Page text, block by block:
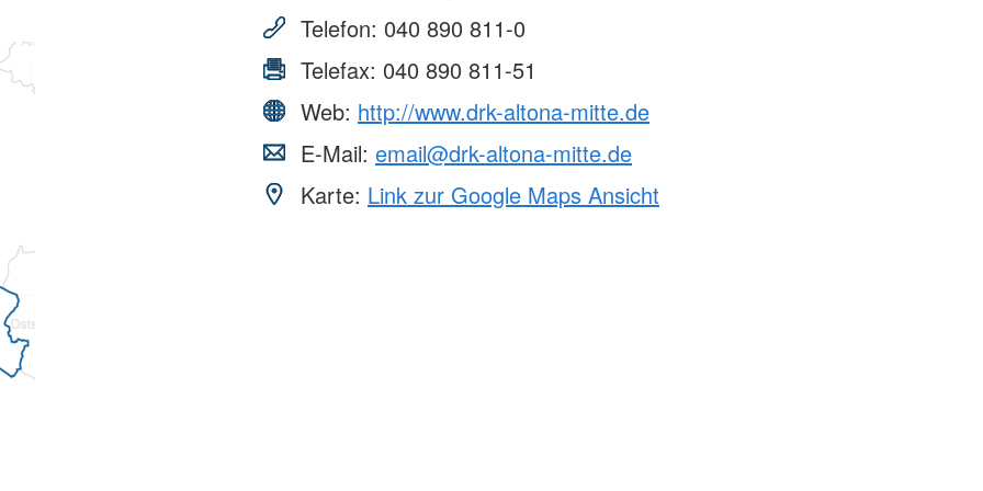
Krisenintervention
Rettungshundestaffel
Bergwacht
Telefon: 040 890 811-0
Telefax: 040 890 811-51
Web: http://www.drk-altona-mitte.de
E-Mail: email@drk-altona-mitte.de
Karte: Link zur Google Maps Ansicht